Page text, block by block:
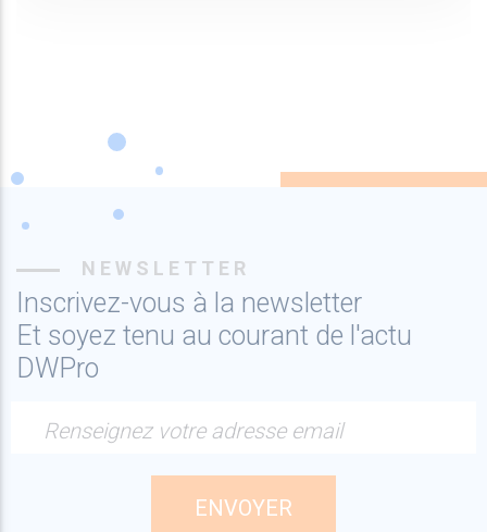
NEWSLETTER
Inscrivez-vous à la newsletter
Et soyez tenu au courant de l'actu
DWPro
Renseignez votre adresse email